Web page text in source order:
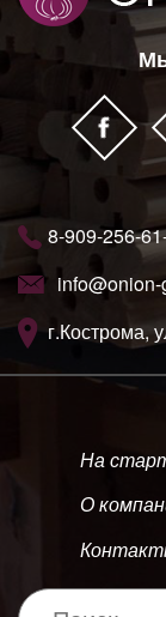
8-909-256-
г.Кострома,
На
О